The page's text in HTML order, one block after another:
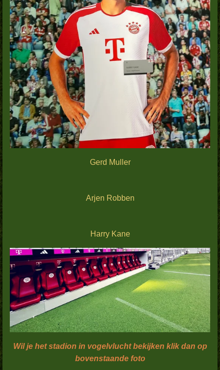
Gerd Muller
Arjen Robben
Harry Kane
Wil je het stadion in vogelvlucht bekijken klik dan op
bovenstaande foto